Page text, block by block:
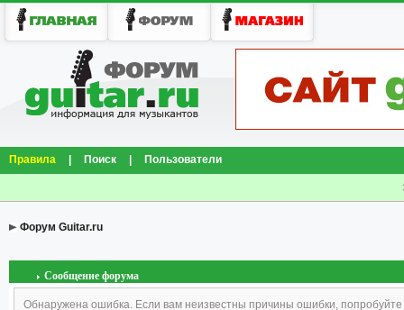
Правила Поиск Пользователи
Форум Guitar.ru
Сообщение форума
Обнаружена ошибка. Если вам неизвестны причины ошибки, попробуйте